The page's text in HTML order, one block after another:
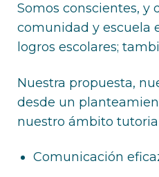
Somos conscientes,
comunidad y escuela
logros escolares;
Nuestra propuesta,
desde un
nuestro ámbito
Comunicación